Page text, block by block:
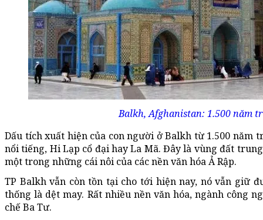
Balkh, Afghanistan: 1.500 năm
Dấu tích xuất hiện của con người ở Balkh từ 1.500 năm
nổi tiếng, Hi Lạp cổ đại hay La Mã. Đây là vùng đất
một trong những cái nôi của các nền văn hóa Ả Rập.
TP Balkh vẫn còn tồn tại cho tới hiện nay, nó vẫn giữ
thống là dệt may. Rất nhiều nền văn hóa, ngành công
chế Ba Tư.